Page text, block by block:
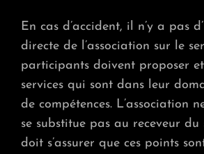
En cas d’accident, il n’y a pas
directe de l’association sur le
participants doivent proposer
services qui sont dans leur
de compétences. L’association
se substitue pas au receveur
doit s’assurer que ces points